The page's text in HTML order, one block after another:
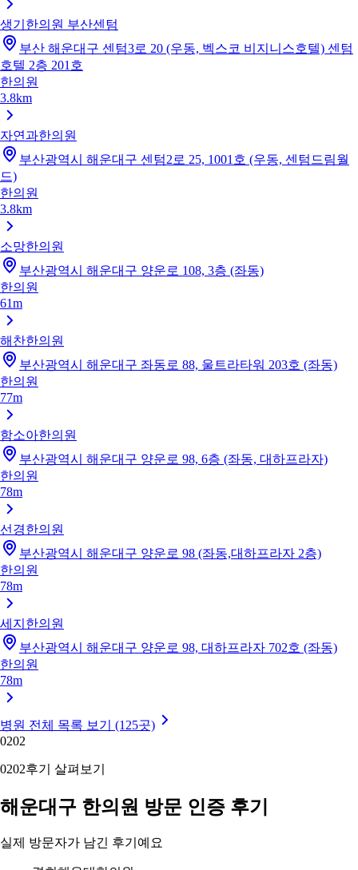
생기한의원 부산센텀
부산 해운대구 센텀3로 20 (우동, 벡스코 비지니스호텔) 센텀
호텔 2층 201호
한의원
3.8km
자연과한의원
부산광역시 해운대구 센텀2로 25, 1001호 (우동, 센텀드림월
드)
한의원
3.8km
소망한의원
부산광역시 해운대구 양운로 108, 3층 (좌동)
한의원
61m
해찬한의원
부산광역시 해운대구 좌동로 88, 울트라타워 203호 (좌동)
한의원
77m
함소아한의원
부산광역시 해운대구 양운로 98, 6층 (좌동, 대하프라자)
한의원
78m
선경한의원
부산광역시 해운대구 양운로 98 (좌동,대하프라자 2층)
한의원
78m
세지한의원
부산광역시 해운대구 양운로 98, 대하프라자 702호 (좌동)
한의원
78m
병원 전체 목록 보기 (125곳)
0202
0202후기 살펴보기
해운대구 한의원 방문 인증 후기
실제 방문자가 남긴 후기예요